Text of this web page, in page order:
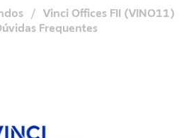
/
Vinci Offices FII (VINO11)
Frequentes